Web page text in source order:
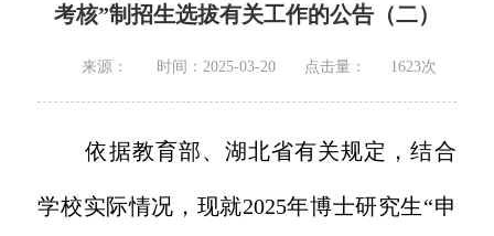
考核”制招生选拔有关工作的公告（二）
来源： 时间：2025-03-20 点击量： 1623次
依据教育部、湖北省有关规定，结合
学校实际情况，现就2025年博士研究生“申